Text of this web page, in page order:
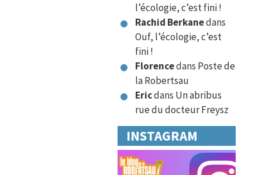
l’écologie, c’est fini !
Rachid Berkanedans
Ouf, l’écologie, c’est
fini !
Florencedans Poste de
la Robertsau
Ericdans Un abribus
rue du docteur Freysz
INSTAGRAM